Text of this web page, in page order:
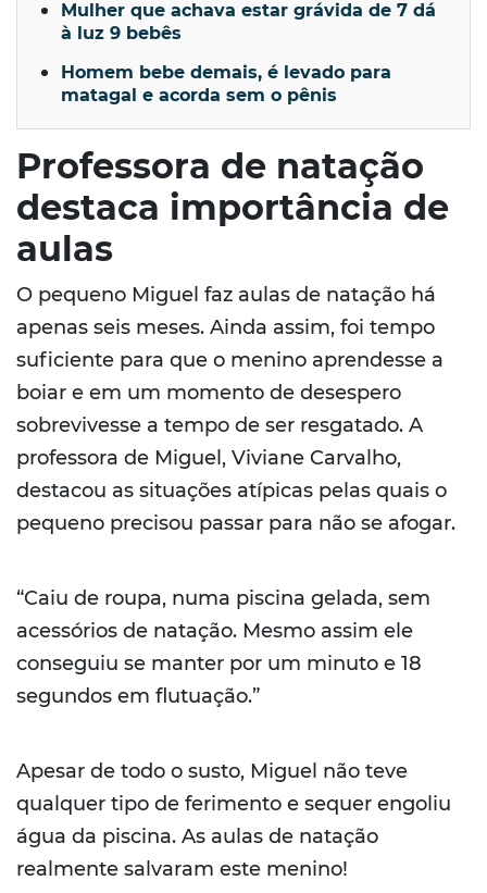
Mulher que achava estar grávida de 7 dá
à luz 9 bebês
Homem bebe demais, é levado para
matagal e acorda sem o pênis
Professora de natação
destaca importância de
aulas
O pequeno Miguel faz aulas de natação há
apenas seis meses. Ainda assim, foi tempo
suficiente para que o menino aprendesse a
boiar e em um momento de desespero
sobrevivesse a tempo de ser resgatado. A
professora de Miguel, Viviane Carvalho,
destacou as situações atípicas pelas quais o
pequeno precisou passar para não se afogar.
“Caiu de roupa, numa piscina gelada, sem
acessórios de natação. Mesmo assim ele
conseguiu se manter por um minuto e 18
segundos em flutuação.”
Apesar de todo o susto, Miguel não teve
qualquer tipo de ferimento e sequer engoliu
água da piscina. As aulas de natação
realmente salvaram este menino!